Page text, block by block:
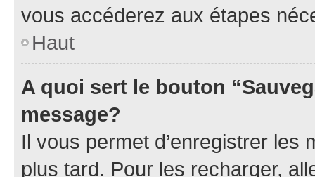
vous accéderez aux étapes
Haut
A quoi sert le bouton
message?
Il vous permet d’enregistrer
plus tard. Pour les recharger,